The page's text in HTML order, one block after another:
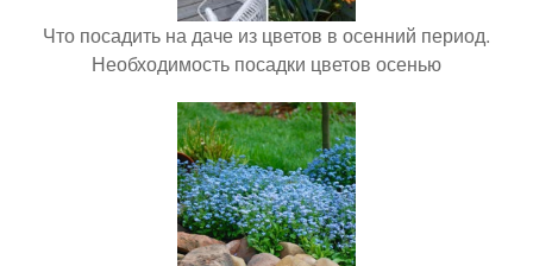
Что посадить на даче из цветов в осенний период.
Необходимость посадки цветов осенью